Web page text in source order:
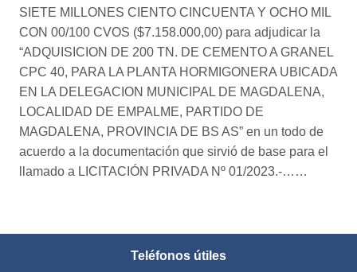
SIETE MILLONES CIENTO CINCUENTA Y OCHO MIL
CON 00/100 CVOS ($7.158.000,00) para adjudicar la
“ADQUISICION DE 200 TN. DE CEMENTO A GRANEL
CPC 40, PARA LA PLANTA HORMIGONERA UBICADA
EN LA DELEGACION MUNICIPAL DE MAGDALENA,
LOCALIDAD DE EMPALME, PARTIDO DE
MAGDALENA, PROVINCIA DE BS AS” en un todo de
acuerdo a la documentación que sirvió de base para el
llamado a LICITACIÓN PRIVADA Nº 01/2023.-……
Teléfonos útiles